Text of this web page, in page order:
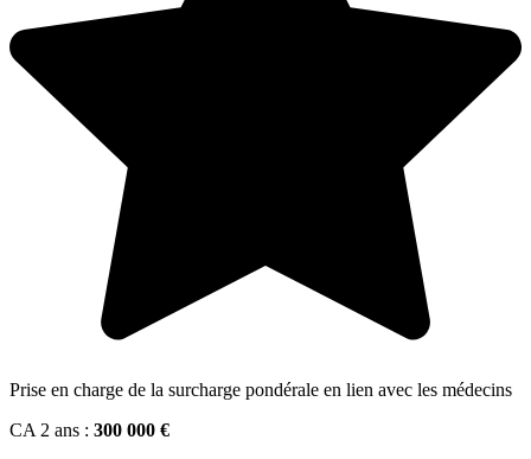
Prise en charge de la surcharge pondérale en lien avec les médecins
CA 2 ans : 300 000 €